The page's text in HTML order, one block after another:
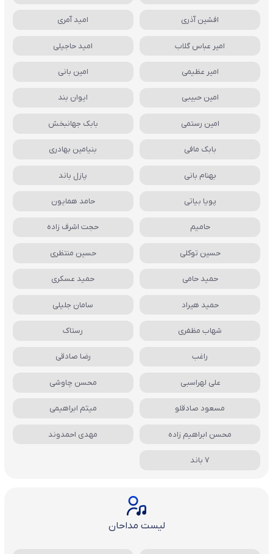
افشین آذری امید آمری
امیر عباس گلاب امید حاجیلی
امیر عظیمی امین بانی
امین حبیبی ایوان بند
امین رستمی بابک جهانبخش
بابک مافی بنیامین بهادری
بهنام بانی پازل باند
پویا بیاتی حامد همایون
حامیم حجت اشرف زاده
حسین توکلی حسین منتظری
حمید حامی حمید عسکری
حمید هیراد سامان جلیلی
شهاب مظفری رستاک
راغب رضا صادقی
علی لهراسبی محسن چاوشی
مسعود صادقلو میثم ابراهیمی
محسن ابراهیم زاده مهدی احمدوند
7 باند
لیست مداحان